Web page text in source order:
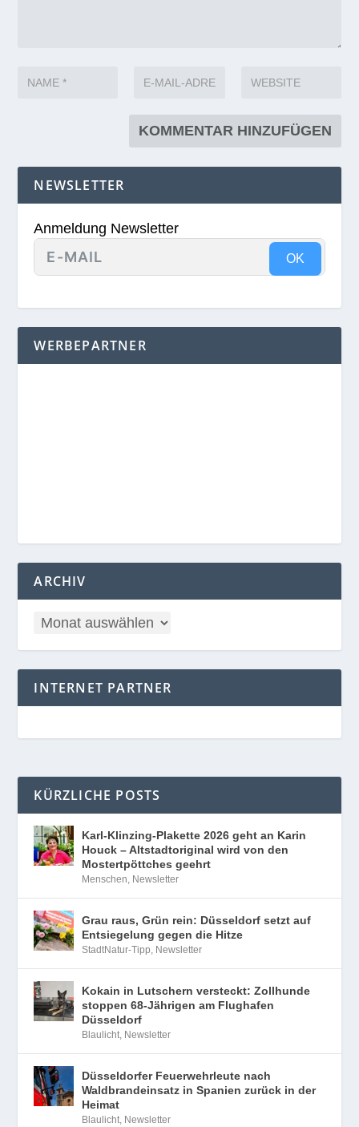
NEWSLETTER
Anmeldung Newsletter
OK
WERBEPARTNER
ARCHIV
INTERNET PARTNER
KÜRZLICHE POSTS
Karl-Klinzing-Plakette 2026 geht an Karin
Houck – Altstadtoriginal wird von den
Mostertpöttches geehrt
Menschen, Newsletter
Grau raus, Grün rein: Düsseldorf setzt auf
Entsiegelung gegen die Hitze
StadtNatur-Tipp, Newsletter
Kokain in Lutschern versteckt: Zollhunde
stoppen 68-Jährigen am Flughafen
Düsseldorf
Blaulicht, Newsletter
Düsseldorfer Feuerwehrleute nach
Waldbrandeinsatz in Spanien zurück in der
Heimat
Blaulicht, Newsletter